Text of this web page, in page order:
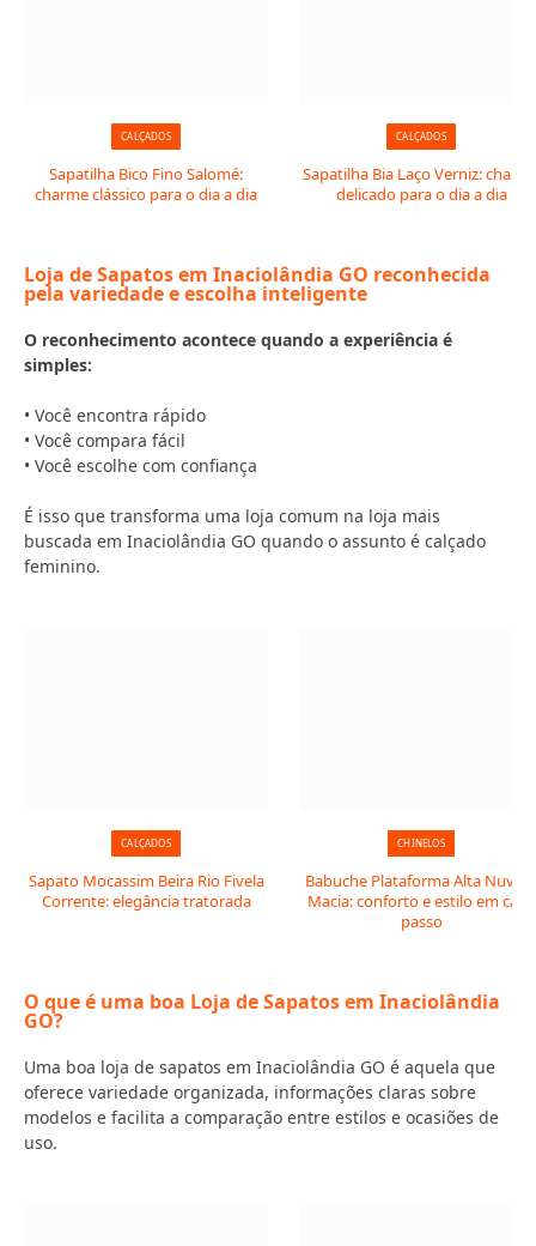
CALÇADOS
Sapatilha Bico Fino Salomé:
charme clássico para o dia a dia
CALÇADOS
Sapatilha Bia Laço Verniz:
delicado para o dia a dia
Loja de Sapatos em Inaciolândia GO reconhecida
pela variedade e escolha inteligente
O reconhecimento acontece quando a experiência é
simples:
• Você encontra rápido
• Você compara fácil
• Você escolhe com confiança
É isso que transforma uma loja comum na loja mais
buscada em Inaciolândia GO quando o assunto é calçado
feminino.
CALÇADOS
Sapato Mocassim Beira Rio Fivela
Corrente: elegância tratorada
CHINELOS
Babuche Plataforma Alta Nuvem
Macia: conforto e estilo em cada
passo
O que é uma boa Loja de Sapatos em Inaciolândia
GO?
Uma boa loja de sapatos em Inaciolândia GO é aquela que
oferece variedade organizada, informações claras sobre
modelos e facilita a comparação entre estilos e ocasiões de
uso.